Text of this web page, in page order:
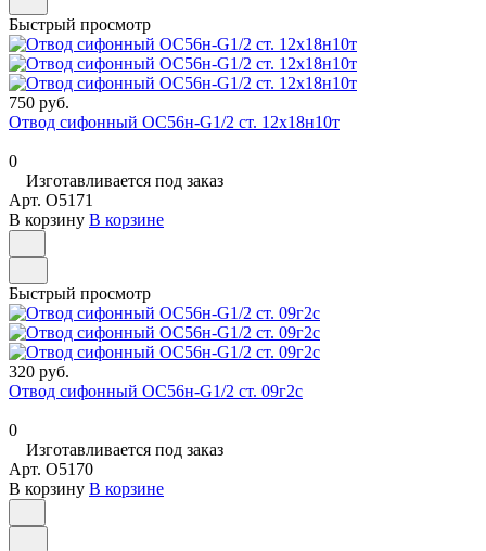
Быстрый просмотр
750 руб.
Отвод сифонный ОС56н-G1/2 ст. 12х18н10т
0
Изготавливается под заказ
Арт. O5171
В корзину В корзине
Быстрый просмотр
320 руб.
Отвод сифонный ОС56н-G1/2 ст. 09г2с
0
Изготавливается под заказ
Арт. O5170
В корзину В корзине